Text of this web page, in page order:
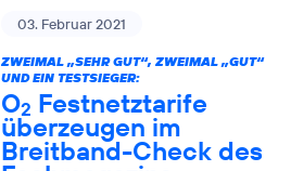
03. Februar 2021
ZWEIMAL „SEHR GUT“, ZWEIMAL „GUT“
UND EIN TESTSIEGER:
O2 Festnetztarife
überzeugen im
Breitband-Check des